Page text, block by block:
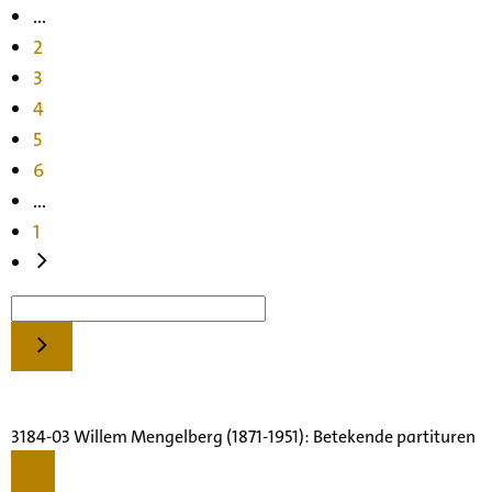
...
2
3
4
5
6
...
1
3184-03 Willem Mengelberg (1871-1951): Betekende partituren